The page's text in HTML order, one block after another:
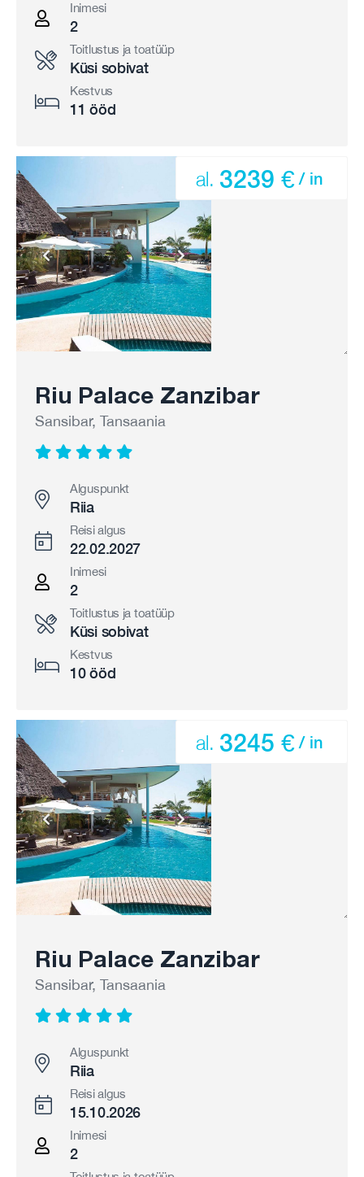
Inimesi
2
Toitlustus ja toatüüp
Küsi sobivat
Kestvus
11 ööd
Riu Palace Zanzibar
Sansibar, Tansaania
al. 3239 € / in
Alguspunkt
Riia
Reisi algus
22.02.2027
Inimesi
2
Toitlustus ja toatüüp
Küsi sobivat
Kestvus
10 ööd
Riu Palace Zanzibar
Sansibar, Tansaania
al. 3245 € / in
Alguspunkt
Riia
Reisi algus
15.10.2026
Inimesi
2